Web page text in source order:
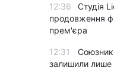
12:36
Студія
продовження
прем'єра
12:31
залишили лише